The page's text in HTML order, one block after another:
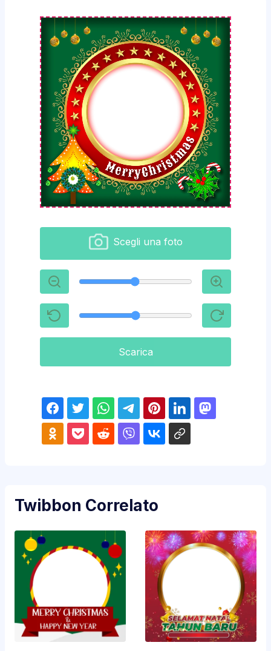
Scegli una foto
Scarica
Twibbon Correlato